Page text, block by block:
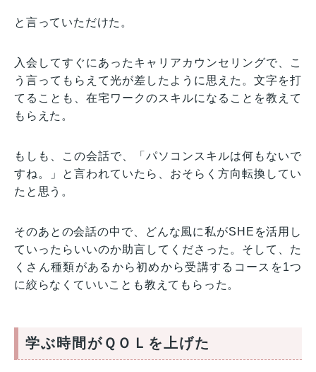
と言っていただけた。
入会してすぐにあったキャリアカウンセリングで、こ
う言ってもらえて光が差したように思えた。文字を打
てることも、在宅ワークのスキルになることを教えて
もらえた。
もしも、この会話で、「パソコンスキルは何もないで
すね。」と言われていたら、おそらく方向転換してい
たと思う。
そのあとの会話の中で、どんな風に私がSHEを活用し
ていったらいいのか助言してくださった。そして、た
くさん種類があるから初めから受講するコースを1つ
に絞らなくていいことも教えてもらった。
学ぶ時間がＱＯＬを上げた